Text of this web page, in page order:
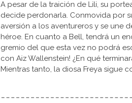
A pesar de la traición de Lili, su
decide perdonarla. Conmovida por
aversión a los aventureros y se une
héroe. En cuanto a Bell, tendrá un
gremio del que esta vez no podrá
con Aiz Wallenstein! ¿En qué
Mientras tanto, la diosa Freya sigue